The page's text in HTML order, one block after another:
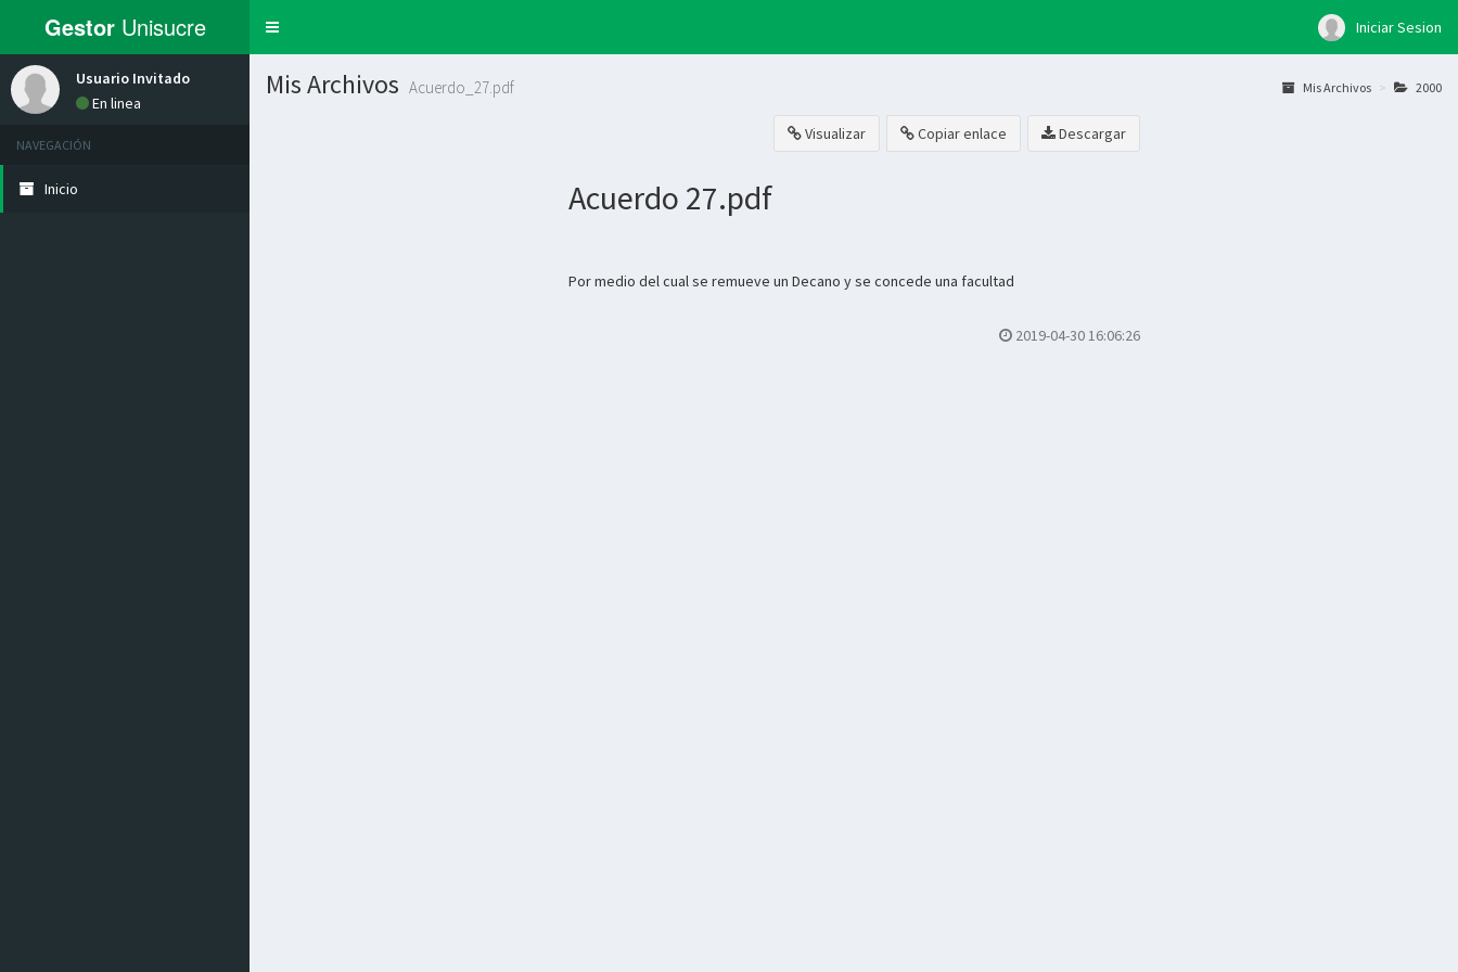
Gestor Unisucre
Toggle
Iniciar Sesion
Usuario Invitado
En linea
NAVEGACIÓN
Inicio
Mis Archivos Acuerdo_27.pdf Mis Archivos 2000
Descargar
Copiar enlace
Visualizar
Acuerdo 27.pdf
Por medio del cual se remueve un Decano y se concede una facultad
2019-04-30 16:06:26